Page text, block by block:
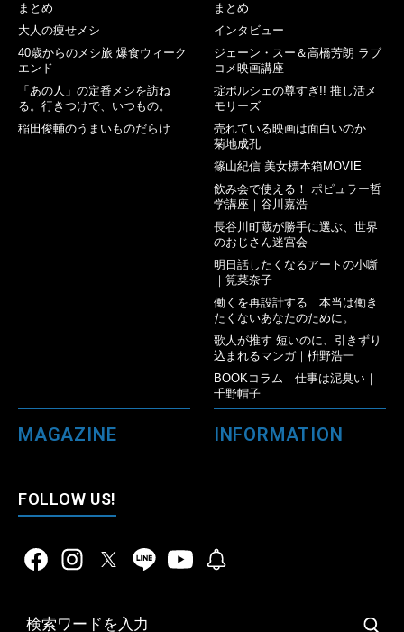
まとめ
大人の痩せメシ
40歳からのメシ旅 爆食ウィーク
エンド
「あの人」の定番メシを訪ね
る。行きつけで、いつもの。
稲田俊輔のうまいものだらけ
まとめ
インタビュー
ジェーン・スー＆高橋芳朗 ラブ
コメ映画講座
掟ポルシェの尊すぎ!! 推し活メ
モリーズ
売れている映画は面白いのか｜
菊地成孔
篠山紀信 美女標本箱MOVIE
飲み会で使える！ ポピュラー哲
学講座｜谷川嘉浩
長谷川町蔵が勝手に選ぶ、世界
のおじさん迷宮会
明日話したくなるアートの小噺
｜筧菜奈子
働くを再設計する 本当は働き
たくないあなたのために。
歌人が推す 短いのに、引きずり
込まれるマンガ｜枡野浩一
BOOKコラム 仕事は泥臭い｜
千野帽子
MAGAZINE INFORMATION
FOLLOW US!